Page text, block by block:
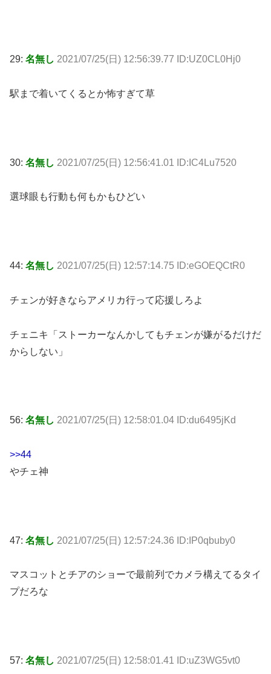
29: 名無し 2021/07/25(日) 12:56:39.77 ID:UZ0CL0Hj0
駅まで着いてくるとか怖すぎて草
30: 名無し 2021/07/25(日) 12:56:41.01 ID:IC4Lu7520
選球眼も行動も何もかもひどい
44: 名無し 2021/07/25(日) 12:57:14.75 ID:eGOEQCtR0
チェンが好きならアメリカ行って応援しろよ
チェニキ「ストーカーなんかしてもチェンが嫌がるだけだ
からしない」
56: 名無し 2021/07/25(日) 12:58:01.04 ID:du6495jKd
>>44
やチェ神
47: 名無し 2021/07/25(日) 12:57:24.36 ID:IP0qbuby0
マスコットとチアのショーで最前列でカメラ構えてるタイ
プだろな
57: 名無し 2021/07/25(日) 12:58:01.41 ID:uZ3WG5vt0